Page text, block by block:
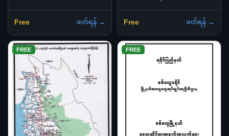
Free ဖတ်ရန် → Free ဖတ်ရန် →
FREE FREE